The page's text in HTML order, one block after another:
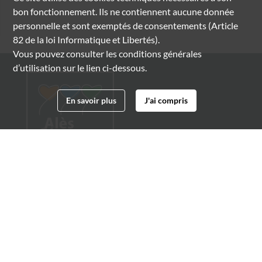
bon fonctionnement. Ils ne contiennent aucune donnée
personnelle et sont exemptés de consentements (Article
82 de la loi Informatique et Libertés).
Vous pouvez consulter les conditions générales
d’utilisation sur le lien ci-dessous.
En savoir plus J'ai compris